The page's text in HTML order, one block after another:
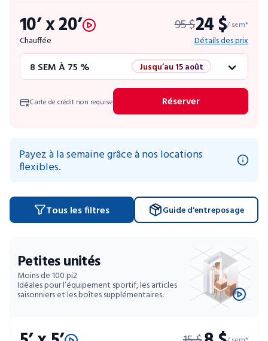
52 SEM À 10 %
10’ x 20’
Chauffée
95 $24 $/ sem*
Détails des prix
8 SEM À 75 % Jusqu’au 15 août
Promo éclair
52 SEM À 10 %
Carte de crédit non requise Réserver
Payez à la semaine grâce à nos locations
flexibles.
Tous les filtres Guide d'entreposage
Petites unités
Moins de 100 pi2
Idéales pour l’équipement sportif, les articles
saisonniers et les boîtes supplémentaires.